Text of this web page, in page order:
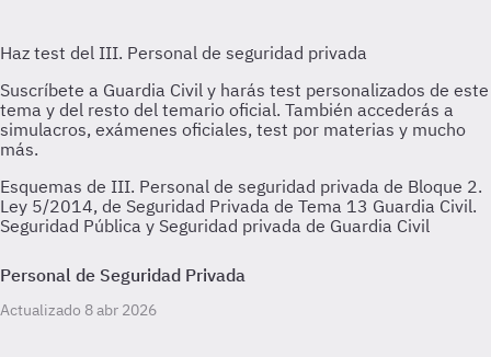
Esquemas de III. Personal de seguridad privada de Bloque 2.
Ley 5/2014, de Seguridad Privada de Tema 13 Guardia Civil.
Seguridad Pública y Seguridad privada de Guardia Civil
Personal de Seguridad Privada
Actualizado 8 abr 2026